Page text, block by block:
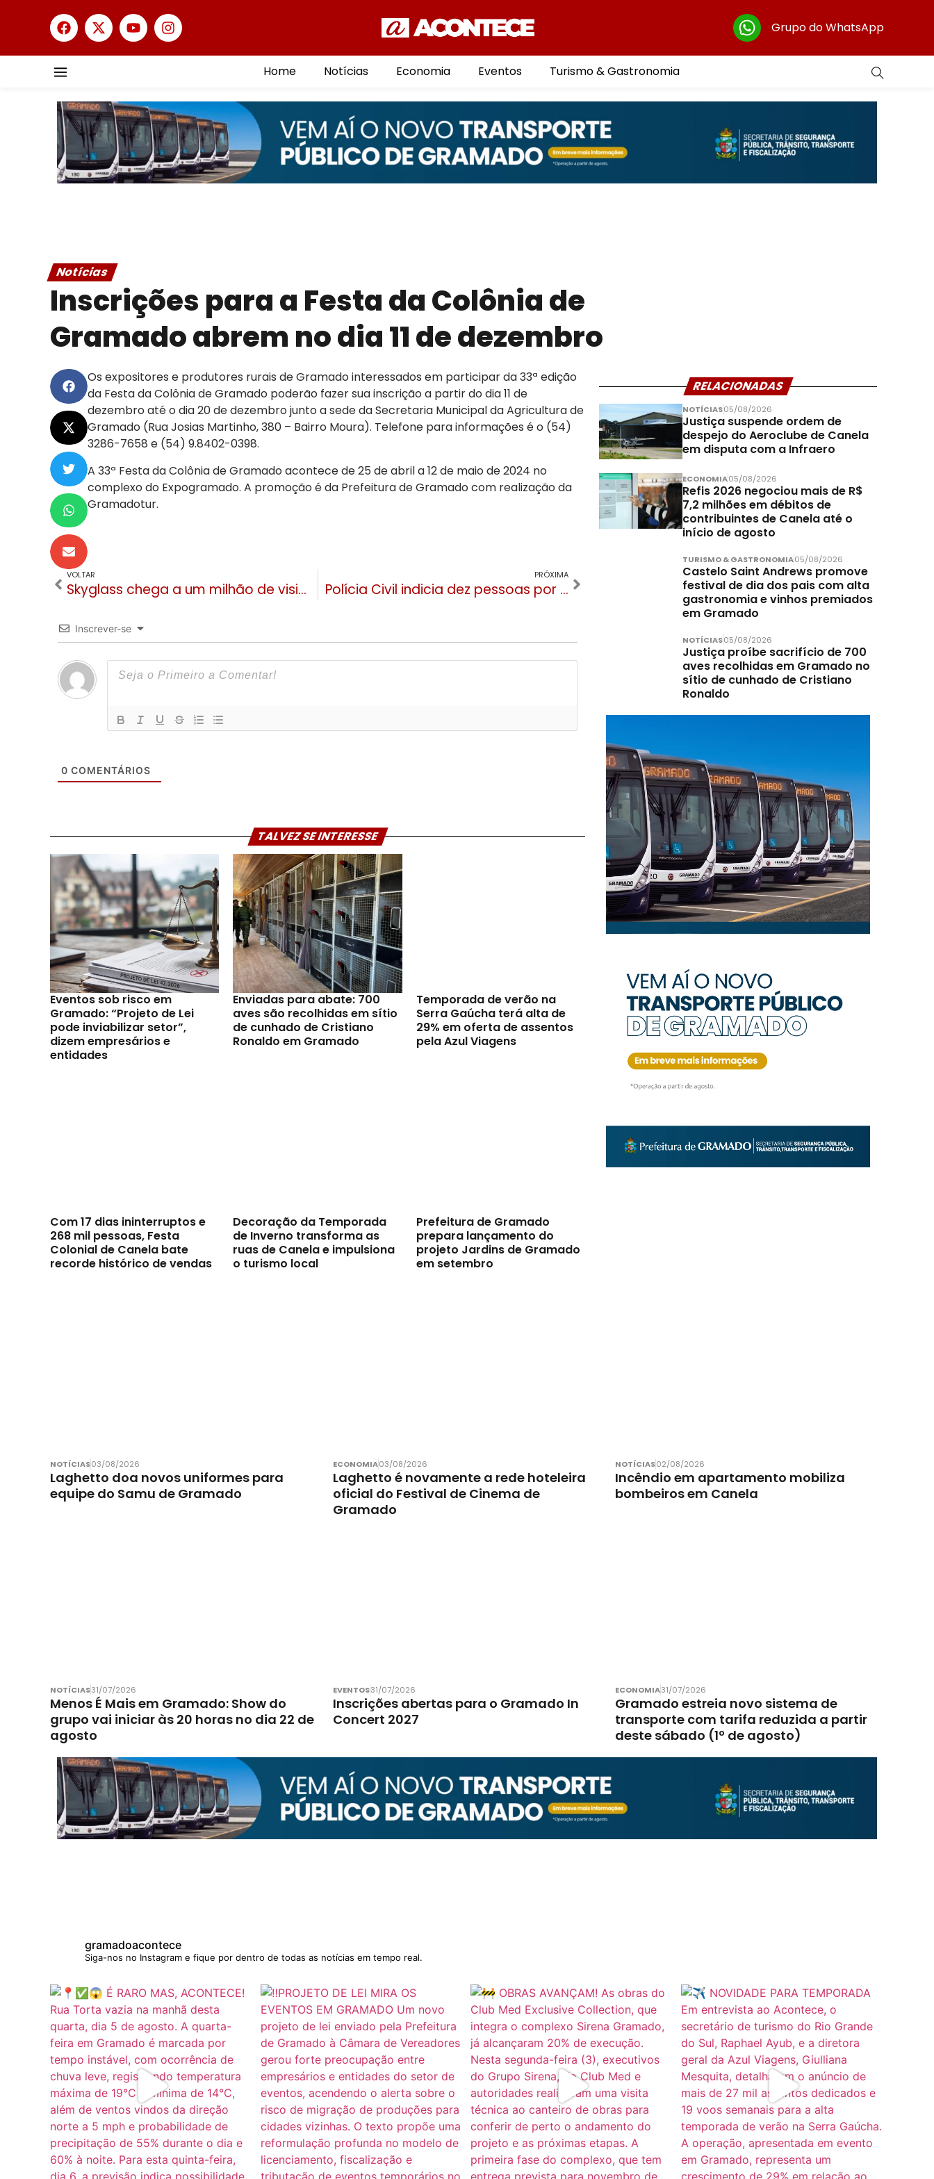
Grupo do WhatsApp
Home Notícias Economia Eventos Turismo & Gastronomia
Notícias
Inscrições para a Festa da Colônia de
Gramado abrem no dia 11 de dezembro
Os expositores e produtores rurais de Gramado interessados em participar da 33ª edição
da Festa da Colônia de Gramado poderão fazer sua inscrição a partir do dia 11 de
dezembro até o dia 20 de dezembro junto a sede da Secretaria Municipal da Agricultura de
Gramado (Rua Josias Martinho, 380 – Bairro Moura). Telefone para informações é o (54)
3286-7658 e (54) 9.8402-0398.
A 33ª Festa da Colônia de Gramado acontece de 25 de abril a 12 de maio de 2024 no
complexo do Expogramado. A promoção é da Prefeitura de Gramado com realização da
Gramadotur.
VOLTAR
Skyglass chega a um milhão de visitantes. É a empresa que mais arrecada ISS em Canela
PRÓXIMA
Polícia Civil indicia dez pessoas por crime ambiental nas investigações do Mega Domo
Inscrever-se
0 COMENTÁRIOS
TALVEZ SE INTERESSE
Eventos sob risco em
Gramado: “Projeto de Lei
pode inviabilizar setor”,
dizem empresários e
entidades
Enviadas para abate: 700
aves são recolhidas em sítio
de cunhado de Cristiano
Ronaldo em Gramado
Temporada de verão na
Serra Gaúcha terá alta de
29% em oferta de assentos
pela Azul Viagens
Com 17 dias ininterruptos e
268 mil pessoas, Festa
Colonial de Canela bate
recorde histórico de vendas
Decoração da Temporada
de Inverno transforma as
ruas de Canela e impulsiona
o turismo local
Prefeitura de Gramado
prepara lançamento do
projeto Jardins de Gramado
em setembro
RELACIONADAS
NOTÍCIAS05/08/2026
Justiça suspende ordem de
despejo do Aeroclube de Canela
em disputa com a Infraero
ECONOMIA05/08/2026
Refis 2026 negociou mais de R$
7,2 milhões em débitos de
contribuintes de Canela até o
início de agosto
TURISMO & GASTRONOMIA05/08/2026
Castelo Saint Andrews promove
festival de dia dos pais com alta
gastronomia e vinhos premiados
em Gramado
NOTÍCIAS05/08/2026
Justiça proíbe sacrifício de 700
aves recolhidas em Gramado no
sítio de cunhado de Cristiano
Ronaldo
NOTÍCIAS03/08/2026
Laghetto doa novos uniformes para
equipe do Samu de Gramado
ECONOMIA03/08/2026
Laghetto é novamente a rede hoteleira
oficial do Festival de Cinema de
Gramado
NOTÍCIAS02/08/2026
Incêndio em apartamento mobiliza
bombeiros em Canela
NOTÍCIAS31/07/2026
Menos É Mais em Gramado: Show do
grupo vai iniciar às 20 horas no dia 22 de
agosto
EVENTOS31/07/2026
Inscrições abertas para o Gramado In
Concert 2027
ECONOMIA31/07/2026
Gramado estreia novo sistema de
transporte com tarifa reduzida a partir
deste sábado (1º de agosto)
gramadoacontece
Siga-nos no Instagram e fique por dentro de todas as notícias em tempo real.